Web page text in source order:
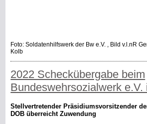
Foto: Soldatenhilfswerk der Bw e.V. , Bild v.l.nR
Kolb
2022 Scheckübergabe beim
Bundeswehrsozialwerk e.V.
Stellvertretender Präsidiumsvorsitzender
DOB überreicht Zuwendung